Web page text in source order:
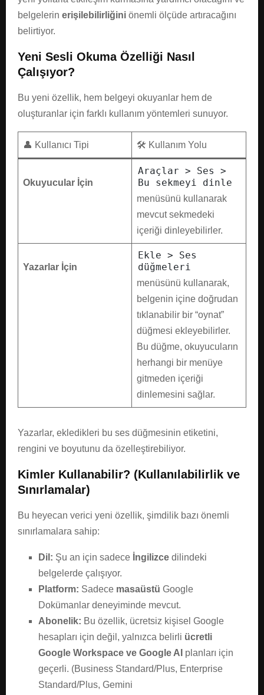
belgelerin erişilebilirliğini önemli ölçüde artıracağını
belirtiyor.
Yeni Sesli Okuma Özelliği Nasıl
Çalışıyor?
Bu yeni özellik, hem belgeyi okuyanlar hem de
oluşturanlar için farklı kullanım yöntemleri sunuyor.
👤 Kullanıcı Tipi 🛠️ Kullanım Yolu
Okuyucular İçin
Araçlar > Ses >
Bu sekmeyi dinle
menüsünü kullanarak
mevcut sekmedeki
içeriği dinleyebilirler.
Yazarlar İçin
Ekle > Ses
düğmeleri
menüsünü kullanarak,
belgenin içine doğrudan
tıklanabilir bir “oynat”
düğmesi ekleyebilirler.
Bu düğme, okuyucuların
herhangi bir menüye
gitmeden içeriği
dinlemesini sağlar.
Yazarlar, ekledikleri bu ses düğmesinin etiketini,
rengini ve boyutunu da özelleştirebiliyor.
Kimler Kullanabilir? (Kullanılabilirlik ve
Sınırlamalar)
Bu heyecan verici yeni özellik, şimdilik bazı önemli
sınırlamalara sahip:
Dil: Şu an için sadece İngilizce dilindeki
belgelerde çalışıyor.
Platform: Sadece masaüstü Google
Dokümanlar deneyiminde mevcut.
Abonelik: Bu özellik, ücretsiz kişisel Google
hesapları için değil, yalnızca belirli ücretli
Google Workspace ve Google AI planları için
geçerli. (Business Standard/Plus, Enterprise
Standard/Plus, Gemini